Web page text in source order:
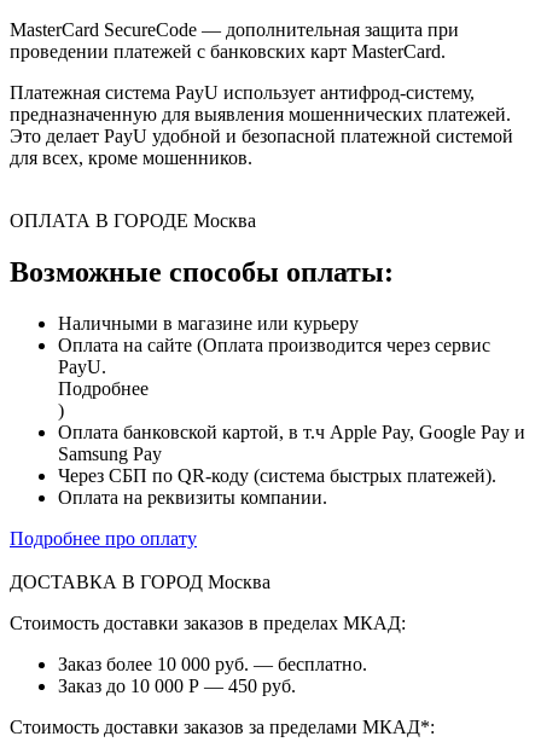
MasterCard SecureCode — дополнительная защита при
проведении платежей с банковских карт MasterCard.
Платежная система PayU использует антифрод-систему,
предназначенную для выявления мошеннических платежей.
Это делает PayU удобной и безопасной платежной системой
для всех, кроме мошенников.
ОПЛАТА В ГОРОДЕ Москва
Возможные способы оплаты:
Наличными в магазине или курьеру
Оплата на сайте (Оплата производится через сервис
PayU.
Подробнее
)
Оплата банковской картой, в т.ч Apple Pay, Google Pay и
Samsung Pay
Через СБП по QR-коду (система быстрых платежей).
Оплата на реквизиты компании.
Подробнее про оплату
ДОСТАВКА В ГОРОД Москва
Стоимость доставки заказов в пределах МКАД:
Заказ более 10 000 руб. — бесплатно.
Заказ до 10 000 Р — 450 руб.
Стоимость доставки заказов за пределами МКАД*: